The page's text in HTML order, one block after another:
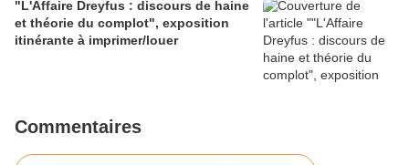
"L'Affaire Dreyfus : discours de haine
et théorie du complot", exposition
itinérante à imprimer/louer
Commentaires